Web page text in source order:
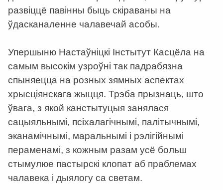
развіццё павінны быць скіраваны на
ўдасканаленне чалавечай асобы.
Упершыню Настаўніцкі Інстытут Касцёла на
самым высокім узроўні так падрабязна
спыняецца на розных зямных аспектах
хрысціянскага жыцця. Трэба прызнаць, што
ўвага, з якой канстытуцыя занялася
сацыяльнымі, псіхалагічнымі, палітычнымі,
эканамічнымі, маральнымі і рэлігійнымі
пераменамі, з кожным разам усё больш
стымулюе пастырскі клопат аб праблемах
чалавека і дыялогу са светам.